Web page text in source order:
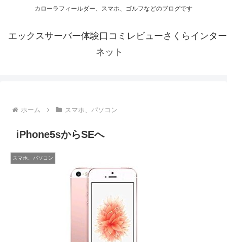
カローラフィールダー、スマホ、ゴルフなどのブログです
エックスサーバー体験口コミレビューさくらインター
ネット
ホーム スマホ、パソコン
iPhone5sからSEへ
スマホ、パソコン